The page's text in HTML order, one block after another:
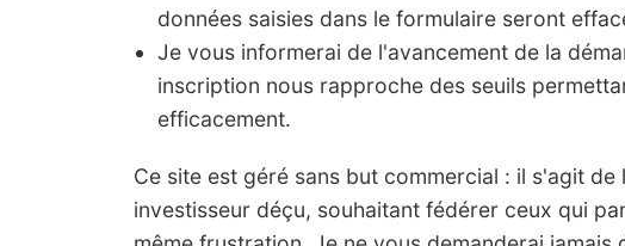
données saisies dans le formulaire seront
Je vous informerai de l'avancement de la
inscription nous rapproche des seuils
efficacement.
Ce site est géré sans but commercial : il s'agit de
investisseur déçu, souhaitant fédérer ceux qui